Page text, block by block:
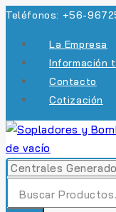
Skip
Teléfonos: +56-
La Empresa
Información
Contacto
Cotización
de: